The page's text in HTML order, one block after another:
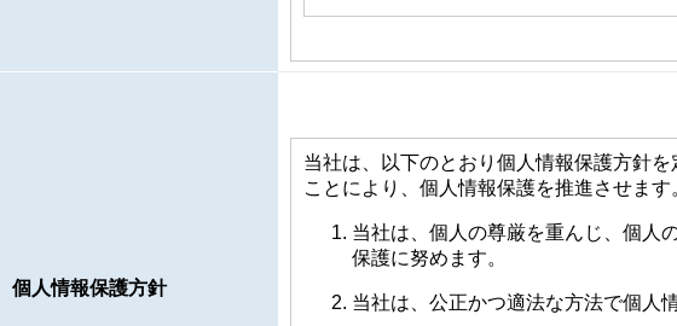
個人情報保護方針
当社は、以下のとおり個人情報保護方針
ことにより、個人情報保護を推進させます
当社は、個人の尊厳を重んじ、個人
保護に努めます。
当社は、公正かつ適法な方法で個人